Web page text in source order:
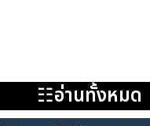
☷อ่านทั้งหมด